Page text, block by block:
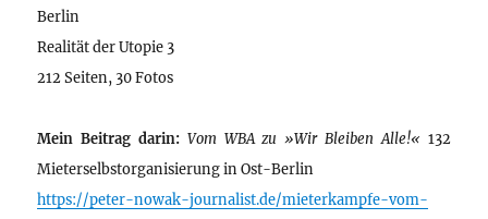
Berlin
Realität der Utopie 3
212 Seiten, 30 Fotos
Mein Beitrag darin: Vom WBA zu »Wir Bleiben Alle!« 132
Mieterselbstorganisierung in Ost-Berlin
https://peter-nowak-journalist.de/mieterkampfe-vom-